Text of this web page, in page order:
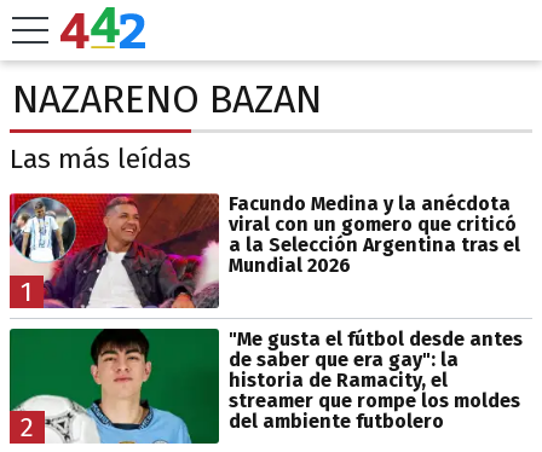
NAZARENO BAZAN
Las más leídas
1
Facundo Medina y la anécdota
viral con un gomero que criticó
a la Selección Argentina tras el
Mundial 2026
2
"Me gusta el fútbol desde antes
de saber que era gay": la
historia de Ramacity, el
streamer que rompe los moldes
del ambiente futbolero